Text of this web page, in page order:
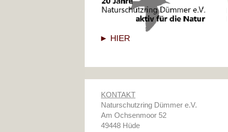
► HIER
KONTAKT
Naturschutzring Dümmer e.V.
Am Ochsenmoor 52
49448 Hüde